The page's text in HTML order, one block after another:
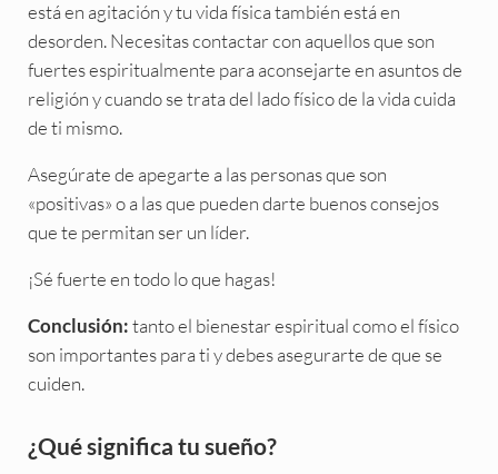
está en agitación y tu vida física también está en
desorden. Necesitas contactar con aquellos que son
fuertes espiritualmente para aconsejarte en asuntos de
religión y cuando se trata del lado físico de la vida cuida
de ti mismo.
Asegúrate de apegarte a las personas que son
«positivas» o a las que pueden darte buenos consejos
que te permitan ser un líder.
¡Sé fuerte en todo lo que hagas!
Conclusión: tanto el bienestar espiritual como el físico
son importantes para ti y debes asegurarte de que se
cuiden.
Sidebar
¿Qué significa tu sueño?